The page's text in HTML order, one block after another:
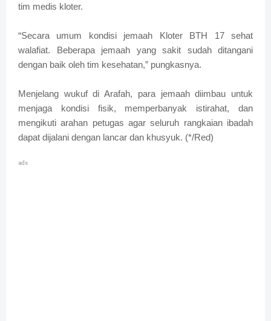
tim medis kloter.
“Secara umum kondisi jemaah Kloter BTH 17 sehat
walafiat. Beberapa jemaah yang sakit sudah ditangani
dengan baik oleh tim kesehatan,” pungkasnya.
Menjelang wukuf di Arafah, para jemaah diimbau untuk
menjaga kondisi fisik, memperbanyak istirahat, dan
mengikuti arahan petugas agar seluruh rangkaian ibadah
dapat dijalani dengan lancar dan khusyuk. (*/Red)
ads